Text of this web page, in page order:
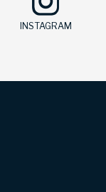
INSTAGRAM